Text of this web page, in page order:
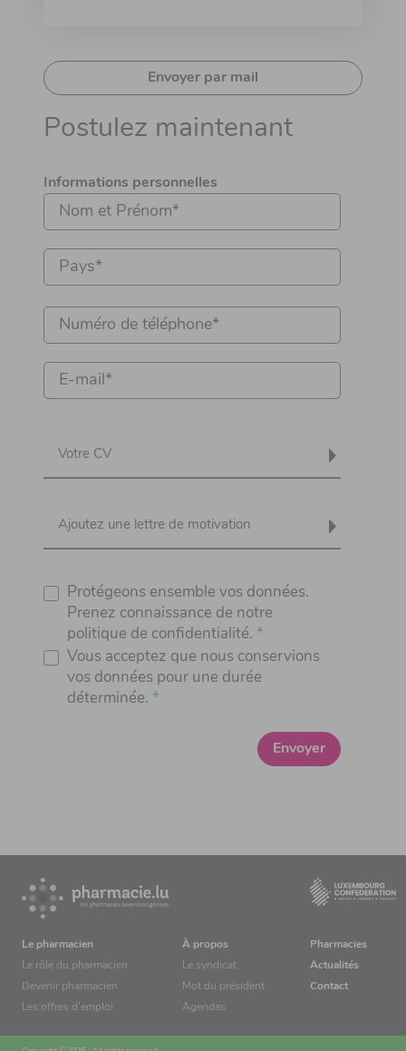
Envoyer par mail
Postulez maintenant
Informations personnelles
Votre CV
Ajoutez une lettre de motivation
Protégeons ensemble vos données.
Prenez connaissance de notre
politique de confidentialité.
Vous acceptez que nous conservions
vos données pour une durée
déterminée.
Envoyer
Le pharmacien
Le rôle du pharmacien
Devenir pharmacien
Les offres d’emploi
À propos
Le syndicat
Mot du président
Agendas
Pharmacies
Actualités
Contact